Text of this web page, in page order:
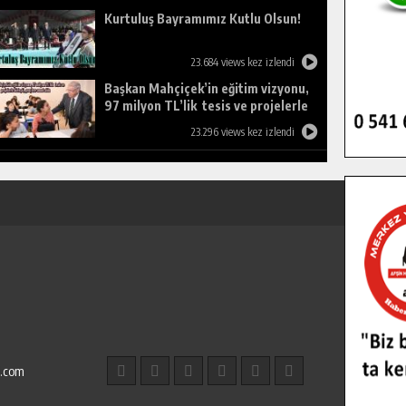
Kurtuluş Bayramımız Kutlu Olsun!
23.684 views kez izlendi
Başkan Mahçiçek’in eğitim vizyonu,
97 milyon TL’lik tesis ve projelerle
23.296 views kez izlendi